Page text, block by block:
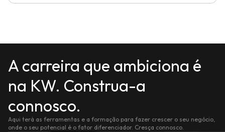
A carreira que ambiciona é
na KW. Construa-a
connosco.
Aqui terá as ferramentas e a formação para fazer crescer o seu negócio,
onde o seu potencial é o fator diferenciador. Cresça connosco.